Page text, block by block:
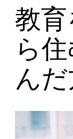
教
ら
ん